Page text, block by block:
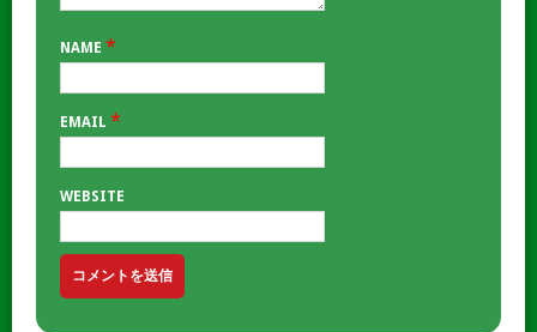
NAME *
EMAIL *
WEBSITE